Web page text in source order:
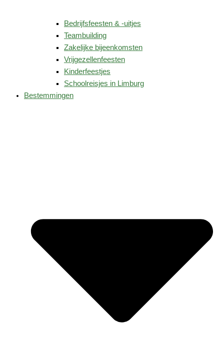
Bedrijfsfeesten & -uitjes
Teambuilding
Zakelijke bijeenkomsten
Vrijgezellenfeesten
Kinderfeestjes
Schoolreisjes in Limburg
Bestemmingen